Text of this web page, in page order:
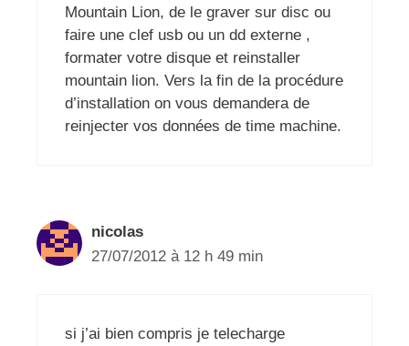
Mountain Lion, de le graver sur disc ou
faire une clef usb ou un dd externe ,
formater votre disque et reinstaller
mountain lion. Vers la fin de la procédure
d’installation on vous demandera de
reinjecter vos données de time machine.
nicolas
27/07/2012 à 12 h 49 min
si j’ai bien compris je telecharge